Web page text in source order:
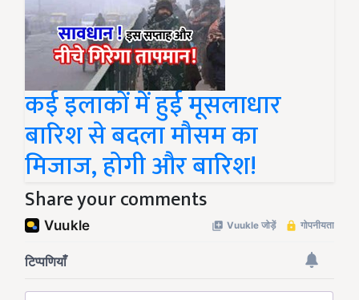
कई इलाकों में हुई मूसलाधार
बारिश से बदला मौसम का
मिजाज, होगी और बारिश!
Share your comments